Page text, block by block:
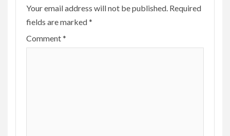
Your email address will not be published. Required
fields are marked*
Comment*